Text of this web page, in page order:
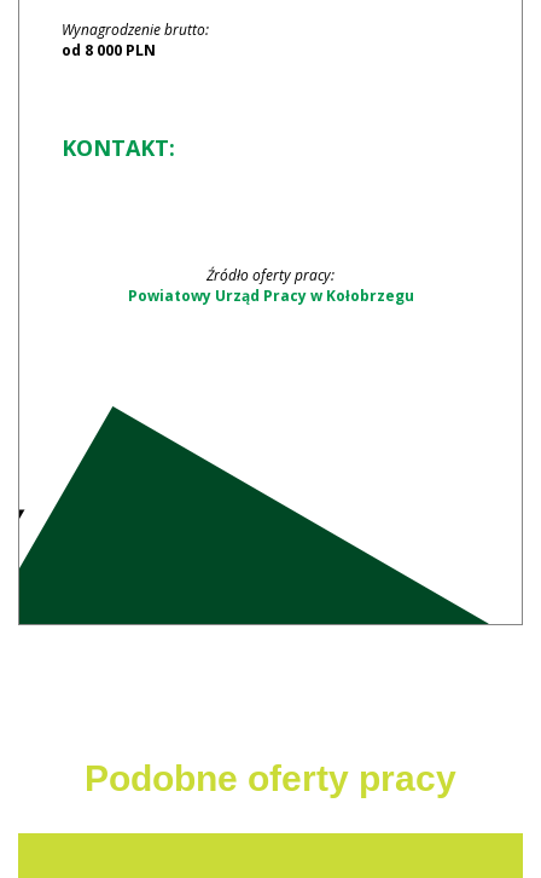
Wynagrodzenie brutto:
od 8 000 PLN
KONTAKT:
Źródło oferty pracy:
Powiatowy Urząd Pracy w Kołobrzegu
Podobne oferty pracy